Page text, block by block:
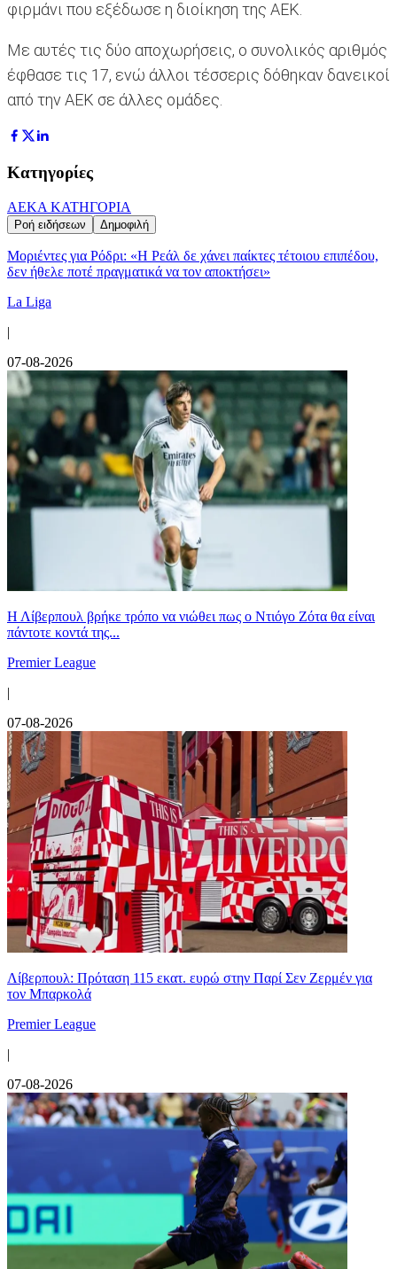
φιρμάνι που εξέδωσε η διοίκηση της ΑΕΚ.
Με αυτές τις δύο αποχωρήσεις, ο συνολικός αριθμός
έφθασε τις 17, ενώ άλλοι τέσσερις δόθηκαν δανεικοί
από την ΑΕΚ σε άλλες ομάδες.
Κατηγορίες
ΑΕΚΑ ΚΑΤΗΓΟΡΙΑ
Ροή ειδήσεων Δημοφιλή
Μοριέντες για Ρόδρι: «Η Ρεάλ δε χάνει παίκτες τέτοιου επιπέδου,
δεν ήθελε ποτέ πραγματικά να τον αποκτήσει»
La Liga
|
07-08-2026
Η Λίβερπουλ βρήκε τρόπο να νιώθει πως ο Ντιόγο Ζότα θα είναι
πάντοτε κοντά της...
Premier League
|
07-08-2026
Λίβερπουλ: Πρόταση 115 εκατ. ευρώ στην Παρί Σεν Ζερμέν για
τον Μπαρκολά
Premier League
|
07-08-2026